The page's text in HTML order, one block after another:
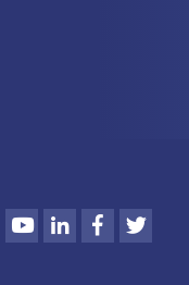
YoutubeLinkedInFacebook